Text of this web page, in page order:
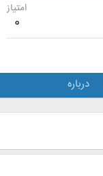
امتیاز
0
درباره